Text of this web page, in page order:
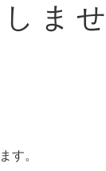
ま
す。